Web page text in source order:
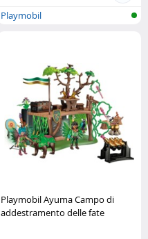
Playmobil
Playmobil Ayuma Campo di
addestramento delle fate